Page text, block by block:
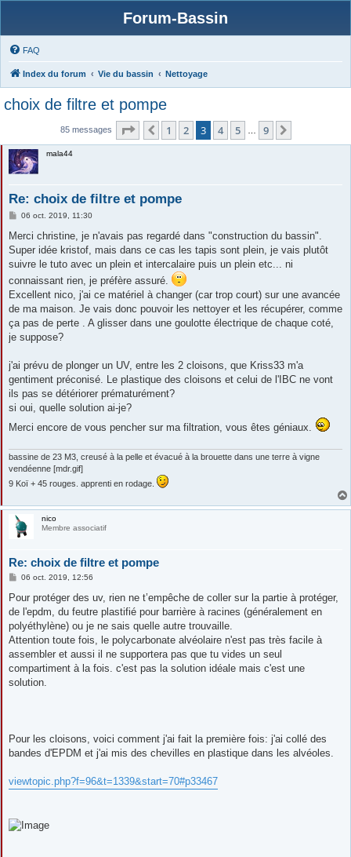
Forum-Bassin
FAQ
Index du forum Vie du bassin Nettoyage
choix de filtre et pompe
85 messages Page sur9
Précédente
1 2 3 4 5 9
mala44
Re: choix de filtre et pompe
M
s
a
g
06 oct. 2019, 11:30
Merci christine, je n'avais pas regardé dans "construction du bassin".
Super idée kristof, mais dans ce cas les tapis sont plein, je vais plutôt
suivre le tuto avec un plein et intercalaire puis un plein etc... ni
connaissant rien, je préfère assuré.
Excellent nico, j'ai ce matériel à changer (car trop court) sur une avancée
de ma maison. Je vais donc pouvoir les nettoyer et les récupérer, comme
ça pas de perte . A glisser dans une goulotte électrique de chaque coté,
je suppose?
j'ai prévu de plonger un UV, entre les 2 cloisons, que Kriss33 m'a
gentiment préconisé. Le plastique des cloisons et celui de l'IBC ne vont
ils pas se détériorer prématurément?
si oui, quelle solution ai-je?
Merci encore de vous pencher sur ma filtration, vous êtes géniaux.
bassine de 23 M3, creusé à la pelle et évacué à la brouette dans une terre à vigne
vendéenne [mdr.gif]
9 Koï + 45 rouges. apprenti en rodage.
nico
Membre associatif
Re: choix de filtre et pompe
M
s
a
g
e
06 oct. 2019, 12:56
Pour protéger des uv, rien ne t’empêche de coller sur la partie à protéger,
de l'epdm, du feutre plastifié pour barrière à racines (généralement en
polyéthylène) ou je ne sais quelle autre trouvaille.
Attention toute fois, le polycarbonate alvéolaire n'est pas très facile à
assembler et aussi il ne supportera pas que tu vides un seul
compartiment à la fois. c'est pas la solution idéale mais c'est une
solution.
Pour les cloisons, voici comment j'ai fait la première fois: j'ai collé des
bandes d'EPDM et j'ai mis des chevilles en plastique dans les alvéoles.
viewtopic.php?f=96&t=1339&start=70#p33467